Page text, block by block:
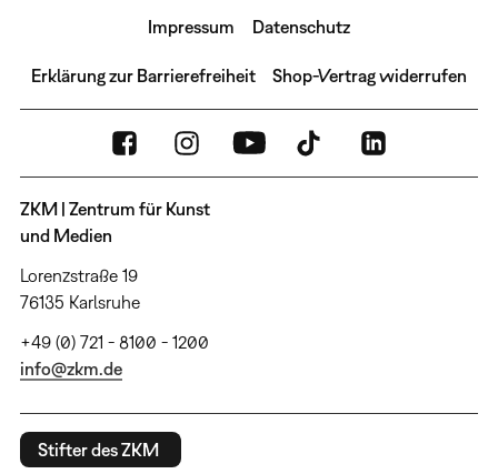
Impressum Datenschutz
Erklärung zur Barrierefreiheit Shop-Vertrag widerrufen
ZKM | Zentrum für Kunst
und Medien
Lorenzstraße 19
76135 Karlsruhe
+49 (0) 721 - 8100 - 1200
info@zkm.de
Stifter des ZKM